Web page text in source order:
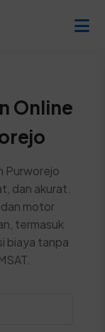
Online
Purworejo
dan akurat.
motor
termasuk
biaya tanpa